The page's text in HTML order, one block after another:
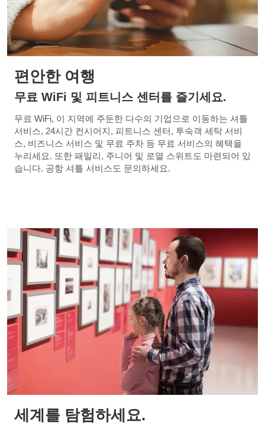
편안한 여행
무료 WiFi 및 피트니스 센터를 즐기세요.
무료 WiFi, 이 지역에 주둔한 다수의 기업으로 이동하는 셔틀
서비스, 24시간 컨시어지, 피트니스 센터, 투숙객 세탁 서비
스, 비즈니스 서비스 및 무료 주차 등 무료 서비스의 혜택을
누리세요. 또한 패밀리, 주니어 및 로열 스위트도 마련되어 있
습니다. 공항 셔틀 서비스도 문의하세요.
세계를 탐험하세요.